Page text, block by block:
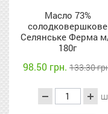
Масло 73%
Ферма м/у
грн.133.30 грн.
шт